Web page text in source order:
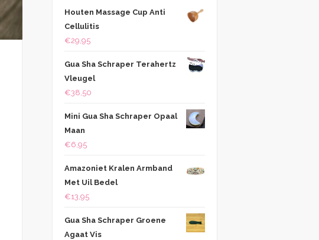
Houten Massage Cup Anti
Cellulitis
€29,95
Gua Sha Schraper Terahertz
Vleugel
€38,50
Mini Gua Sha Schraper Opaal
Maan
€6,95
Amazoniet Kralen Armband
Met Uil Bedel
€13,95
Gua Sha Schraper Groene
Agaat Vis